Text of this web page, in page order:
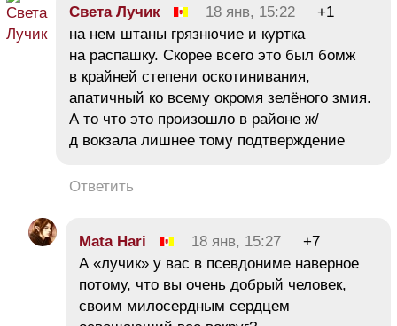
Света Лучик 18 янв, 15:22
+1
на нем штаны грязнючие и куртка
на распашку. Скорее всего это был бомж
в крайней степени оскотинивания,
апатичный ко всему окромя зелёного змия.
А то что это произошло в районе ж/
д вокзала лишнее тому подтверждение
Ответить
Mata Hari 18 янв, 15:27
+7
А «лучик» у вас в псевдониме наверное
потому, что вы очень добрый человек,
своим милосердным сердцем